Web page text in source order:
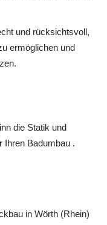
und rücksichtsvoll,
ermöglichen und
die Statik und
Ihren Badumbau .